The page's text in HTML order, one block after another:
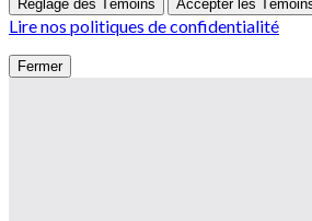
Réglage des Témoins Accepter les
Lire nos politiques de confidentialité
Fermer